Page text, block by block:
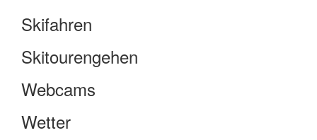
Skifahren
Skitourengehen
Webcams
Wetter